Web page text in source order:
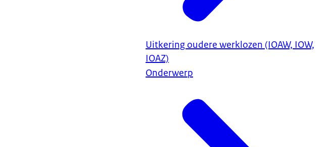
Uitkering oudere werklozen (IOAW, IOW,
IOAZ)
Onderwerp